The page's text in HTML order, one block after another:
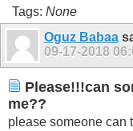
Tags: None
Oguz Babaa
09-17-2018
Please!!!can
me??
please someone can